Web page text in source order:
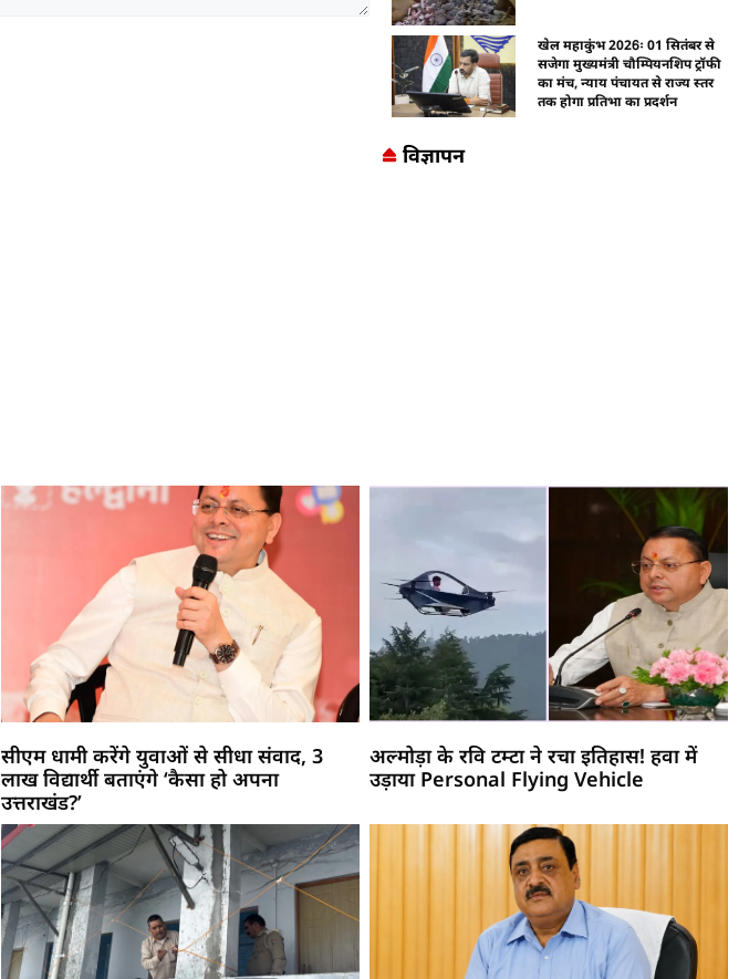
खेल महाकुंभ 2026ः 01 सितंबर से
सजेगा मुख्यमंत्री चौम्पियनशिप ट्रॉफी
का मंच, न्याय पंचायत से राज्य स्तर
तक होगा प्रतिभा का प्रदर्शन
विज्ञापन
सीएम धामी करेंगे युवाओं से सीधा संवाद, 3
लाख विद्यार्थी बताएंगे ‘कैसा हो अपना
उत्तराखंड?’
अल्मोड़ा के रवि टम्टा ने रचा इतिहास! हवा में
उड़ाया Personal Flying Vehicle